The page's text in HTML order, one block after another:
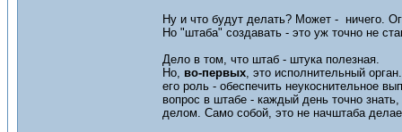
Ну и что будут делать? Может - ничего.
Но "штаба" создавать - это уж точно не
Дело в том, что штаб - штука полезная.
Но, во-первых, это исполнительный
его роль - обеспечить неукоснительное
вопрос в штабе - каждый день точно
делом. Само собой, это не начштаба